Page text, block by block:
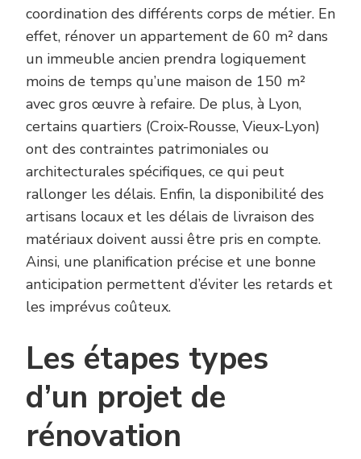
coordination des différents corps de métier. En
effet, rénover un appartement de 60 m² dans
un immeuble ancien prendra logiquement
moins de temps qu’une maison de 150 m²
avec gros œuvre à refaire. De plus, à Lyon,
certains quartiers (Croix-Rousse, Vieux-Lyon)
ont des contraintes patrimoniales ou
architecturales spécifiques, ce qui peut
rallonger les délais. Enfin, la disponibilité des
artisans locaux et les délais de livraison des
matériaux doivent aussi être pris en compte.
Ainsi, une planification précise et une bonne
anticipation permettent d’éviter les retards et
les imprévus coûteux.
Les étapes types
d’un projet de
rénovation